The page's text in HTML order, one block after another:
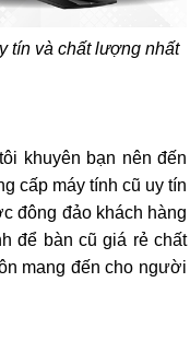
tín và chất lượng nhất
khuyên bạn nên đến
cấp máy tính cũ uy tín
đông đảo khách hàng
để bàn cũ giá rẻ chất
mang đến cho người